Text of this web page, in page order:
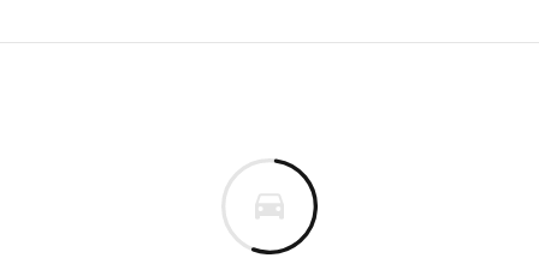
Baureihengeneration wie das
aus, Fahrer und Passagiere sind